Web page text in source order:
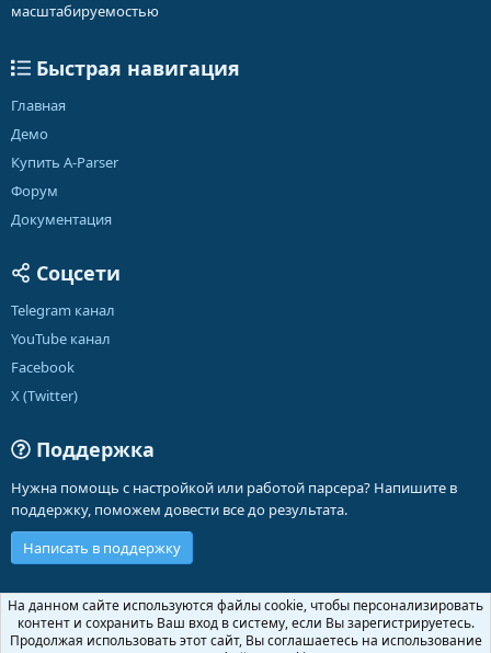
масштабируемостью
Быстрая навигация
Главная
Демо
Купить A-Parser
Форум
Документация
Соцсети
Telegram канал
YouTube канал
Facebook
X (Twitter)
Поддержка
Нужна помощь с настройкой или работой парсера? Напишите в
поддержку, поможем довести все до результата.
Написать в поддержку
Russian (RU)
Обратная связь
Условия и правила
На данном сайте используются файлы cookie, чтобы персонализировать
контент и сохранить Ваш вход в систему, если Вы зарегистрируетесь.
Продолжая использовать этот сайт, Вы соглашаетесь на использование